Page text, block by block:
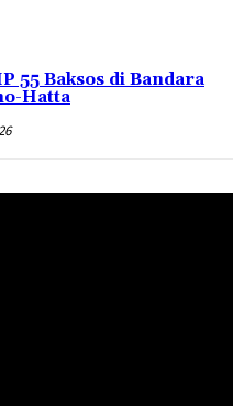
55 Baksos di Bandara
Hatta